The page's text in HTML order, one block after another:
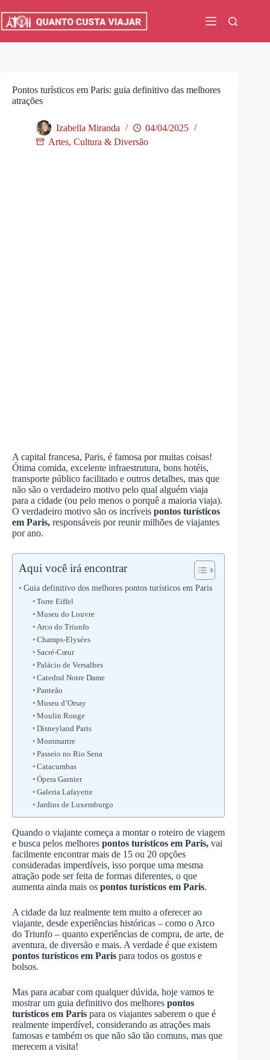
para
Pontos turísticos em Paris: guia definitivo das melhores
atrações
Izabella Miranda
04/04/2025
Artes, Cultura & Diversão
A capital francesa, Paris, é famosa por muitas coisas!
Ótima comida, excelente infraestrutura, bons hotéis,
transporte público facilitado e outros detalhes, mas que
não são o verdadeiro motivo pelo qual alguém viaja
para a cidade (ou pelo menos o porquê a maioria viaja).
O verdadeiro motivo são os incríveis pontos turísticos
em Paris, responsáveis por reunir milhões de viajantes
por ano.
Aqui você irá encontrar
Guia definitivo dos melhores pontos turísticos em Paris
Torre Eiffel
Museu do Louvre
Arco do Triunfo
Champs-Elysées
Sacré-Cœur
Palácio de Versalhes
Catedral Notre Dame
Panteão
Museu d’Orsay
Moulin Rouge
Disneyland Paris
Montmartre
Passeio no Rio Sena
Catacumbas
Ópera Garnier
Galeria Lafayette
Jardins de Luxemburgo
Quando o viajante começa a montar o roteiro de viagem
e busca pelos melhores pontos turísticos em Paris, vai
facilmente encontrar mais de 15 ou 20 opções
consideradas imperdíveis, isso porque uma mesma
atração pode ser feita de formas diferentes, o que
aumenta ainda mais os pontos turísticos em Paris.
A cidade da luz realmente tem muito a oferecer ao
viajante, desde experiências históricas – como o Arco
do Triunfo – quanto experiências de compra, de arte, de
aventura, de diversão e mais. A verdade é que existem
pontos turísticos em Paris para todos os gostos e
bolsos.
Mas para acabar com qualquer dúvida, hoje vamos te
mostrar um guia definitivo dos melhores pontos
turísticos em Paris para os viajantes saberem o que é
realmente imperdível, considerando as atrações mais
famosas e também os que não são tão comuns, mas que
merecem a visita!